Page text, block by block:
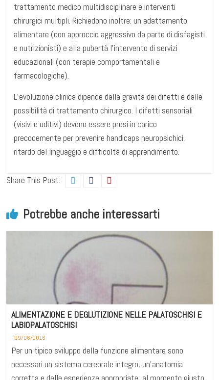
trattamento medico multidisciplinare e interventi
chirurgici multipli. Richiedono inoltre: un adattamento
alimentare (con approccio aggressivo da parte di disfagisti
e nutrizionisti) e alla pubertà l’intervento di servizi
educazionali (con terapie comportamentali e
farmacologiche).
L’evoluzione clinica dipende dalla gravità dei difetti e dalle
possibilità di trattamento chirurgico. I difetti sensoriali
(visivi e uditivi) devono essere presi in carico
precocemente per prevenire handicaps neuropsichici,
ritardo del linguaggio e difficoltà di apprendimento.
Share This Post:
Potrebbe anche interessarti
ALIMENTAZIONE E DEGLUTIZIONE NELLE PALATOSCHISI E
LABIOPALATOSCHISI
09/06/2016
Per un tipico sviluppo della funzione alimentare sono
necessari un sistema cerebrale integro, un’anatomia
corretta e delle esperienze appropriate, al momento giusto.